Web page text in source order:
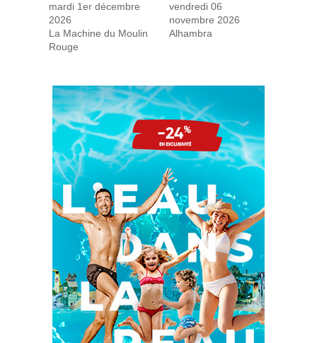
mardi 1er décembre
2026
La Machine du Moulin
Rouge
vendredi 06
novembre 2026
Alhambra